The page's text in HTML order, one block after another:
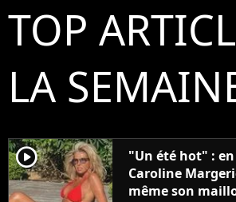
TOP
LA
player2
"Un été hot" :
Caroline
même son